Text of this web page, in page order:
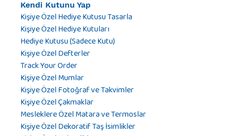
Kendi Kutunu Yap
Kişiye Özel Hediye Kutusu Tasarla
Kişiye Özel Hediye Kutuları
Hediye Kutusu (Sadece Kutu)
Kişiye Özel Defterler
Track Your Order
Kişiye Özel Mumlar
Kişiye Özel Fotoğraf ve Takvimler
Kişiye Özel Çakmaklar
Mesleklere Özel Matara ve Termoslar
Kişiye Özel Dekoratif Taş İsimlikler